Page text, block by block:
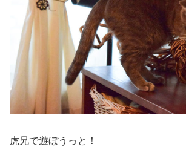
虎兄で遊ぼうっと！